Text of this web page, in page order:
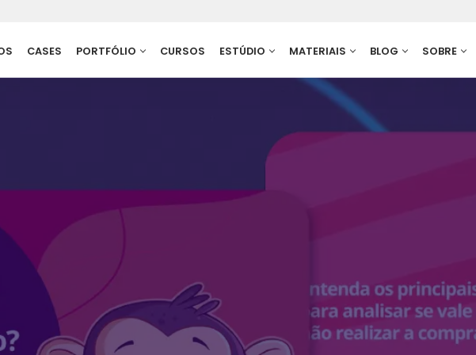
CASES PORTFÓLIO CURSOS ESTÚDIO MATERIAIS BLOG SOBRE